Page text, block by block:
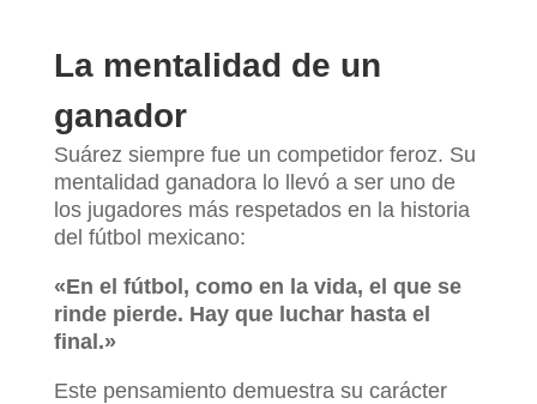
La mentalidad de un
ganador
Suárez siempre fue un competidor feroz. Su
mentalidad ganadora lo llevó a ser uno de
los jugadores más respetados en la historia
del fútbol mexicano:
«En el fútbol, como en la vida, el que se
rinde pierde. Hay que luchar hasta el
final.»
Este pensamiento demuestra su carácter